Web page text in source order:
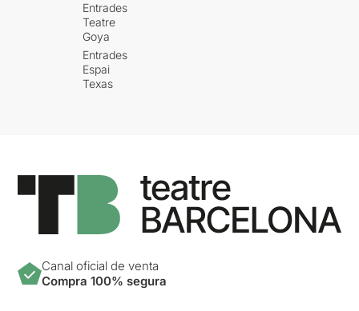
Entrades
Teatre
Goya
Entrades
Espai
Texas
Canal oficial de venta
Compra 100% segura